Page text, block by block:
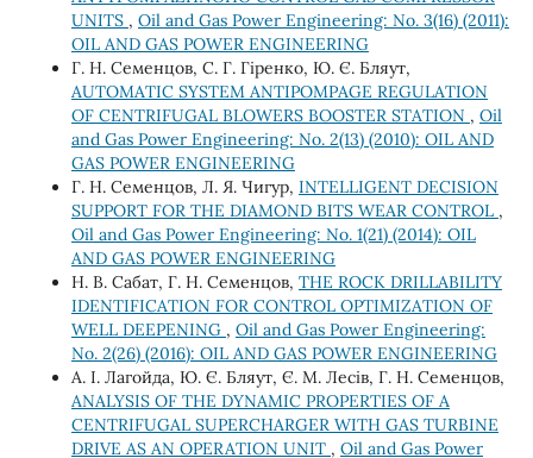
UNITS , Oil and Gas Power Engineering: No. 3(16) (2011):
OIL AND GAS POWER ENGINEERING
Г. Н. Семенцов, С. Г. Гіренко, Ю. Є. Бляут,
AUTOMATIC SYSTEM ANTIPOMPAGE REGULATION
OF CENTRIFUGAL BLOWERS BOOSTER STATION , Oil
and Gas Power Engineering: No. 2(13) (2010): OIL AND
GAS POWER ENGINEERING
Г. Н. Семенцов, Л. Я. Чигур, INTELLIGENT DECISION
SUPPORT FOR THE DIAMOND BITS WEAR CONTROL ,
Oil and Gas Power Engineering: No. 1(21) (2014): OIL
AND GAS POWER ENGINEERING
Н. В. Сабат, Г. Н. Семенцов, THE ROCK DRILLABILITY
IDENTIFICATION FOR CONTROL OPTIMIZATION OF
WELL DEEPENING , Oil and Gas Power Engineering:
No. 2(26) (2016): OIL AND GAS POWER ENGINEERING
А. І. Лагойда, Ю. Є. Бляут, Є. М. Лесів, Г. Н. Семенцов,
ANALYSIS OF THE DYNAMIC PROPERTIES OF A
CENTRIFUGAL SUPERCHARGER WITH GAS TURBINE
DRIVE AS AN OPERATION UNIT , Oil and Gas Power